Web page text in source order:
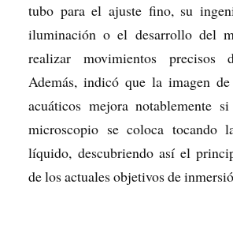
tubo para el ajuste fino, su
iluminación o el desarrollo del
realizar movimientos precisos
Además, indicó que la imagen
acuáticos mejora notablemente
microscopio se coloca tocando
líquido, descubriendo así el
de los actuales objetivos de